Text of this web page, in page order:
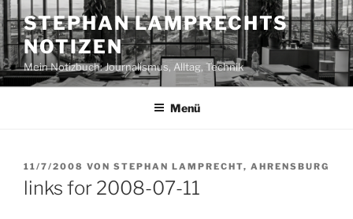
Zum
Inhalt
springen
STEPHAN LAMPRECHTS
NOTIZEN
Mein Notizbuch: Journalismus, Alltag, Technik
Menü
VERÖFFENTLICHT
AM
11/7/2008 VON STEPHAN LAMPRECHT, AHRENSBURG
links for 2008-07-11